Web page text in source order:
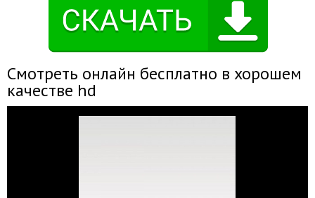
Смотреть онлайн бесплатно в хорошем
качестве hd